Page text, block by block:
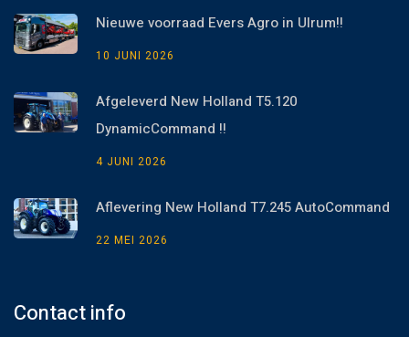
Nieuwe voorraad Evers Agro in Ulrum!!
10 JUNI 2026
Afgeleverd New Holland T5.120
DynamicCommand !!
4 JUNI 2026
Aflevering New Holland T7.245 AutoCommand
22 MEI 2026
Contact info